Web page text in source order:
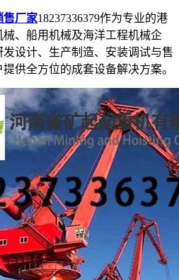
售厂家18237336379作为专业的港
、船用机械及海洋工程机械企
设计、生产制造、安装调试与售
供全方位的成套设备解决方案。